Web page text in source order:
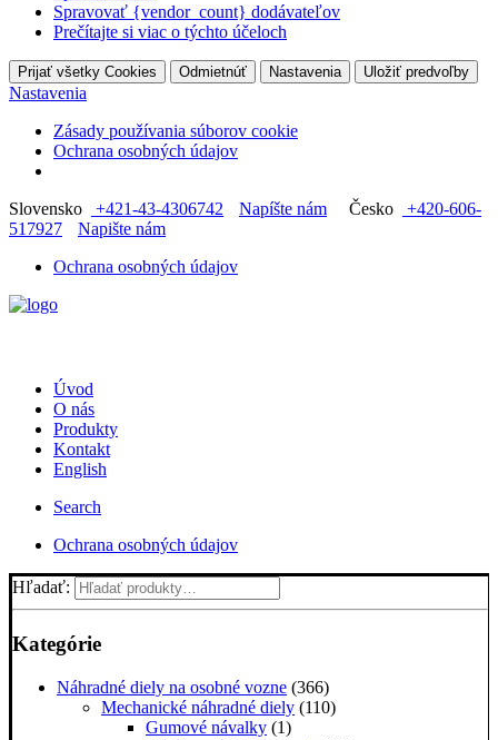
Spravovať {vendor_count} dodávateľov
Prečítajte si viac o týchto účeloch
Prijať všetky Cookies Odmietnúť Nastavenia Uložiť predvoľby
Nastavenia
Zásady používania súborov cookie
Ochrana osobných údajov
Slovensko +421-43-4306742 Napíšte nám Česko
+420-606-
517927
Napište nám
Ochrana osobných údajov
Úvod
O nás
Produkty
Kontakt
English
Search
Ochrana osobných údajov
Hľadať:
Kategórie
Náhradné diely na osobné vozne (366)
Mechanické náhradné diely (110)
Gumové návalky (1)